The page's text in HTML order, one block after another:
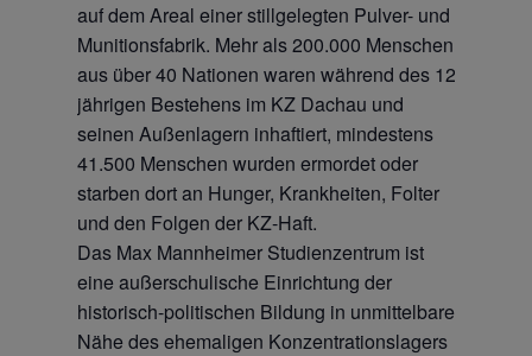
auf dem Areal einer stillgelegten Pulver- und
Munitionsfabrik. Mehr als 200.000 Menschen
aus über 40 Nationen waren während des 12-
jährigen Bestehens im KZ Dachau und
seinen Außenlagern inhaftiert, mindestens
41.500 Menschen wurden ermordet oder
starben dort an Hunger, Krankheiten, Folter
und den Folgen der KZ-Haft.
Das Max Mannheimer Studienzentrum ist
eine außerschulische Einrichtung der
historisch-politischen Bildung in unmittelbarer
Nähe des ehemaligen Konzentrationslagers